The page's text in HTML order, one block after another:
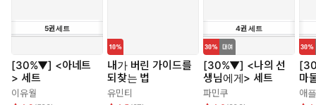
5권세트
[30%▼] <아네트
> 세트
이유월
내가 버린 가이드를
되찾는 법
유민티
4권세트
[30%▼] <나의 선
생님에게> 세트
파민쿠
마
애